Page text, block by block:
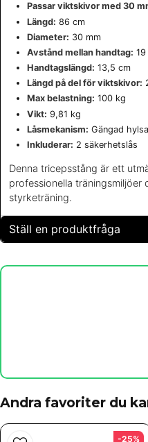
Passar viktskivor med 30
Längd: 86 cm
Diameter: 30 mm
Avstånd mellan handtag: 19
Handtagslängd: 13,5 cm
Längd på del för viktskivor:
Max belastning: 100 kg
Vikt: 9,81 kg
Låsmekanism: Gängad hylsa
Inkluderar: 2 säkerhetslås
Denna tricepsstång är ett
professionella träningsmiljöer
styrketräning.
Ställ en produktfråga
Fråga oss något om
Mejladress
Andra favoriter du
-25%